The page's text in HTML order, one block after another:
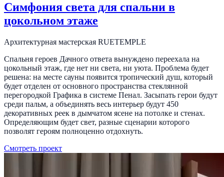
Симфония света для спальни в
цокольном этаже
Архитектурная мастерская RUETEMPLE
Спальня героев Дачного ответа вынуждено переехала на
цокольный этаж, где нет ни света, ни уюта. Проблема будет
решена: на месте сауны появится тропический душ, который
будет отделен от основного пространства стеклянной
перегородкой Графика в системе Пенал. Засыпать герои будут
среди пальм, а объединять весь интерьер будут 450
декоративных реек в дымчатом ясене на потолке и стенах.
Определяющим будет свет, разные сценарии которого
позволят героям полноценно отдохнуть.
Смотреть проект